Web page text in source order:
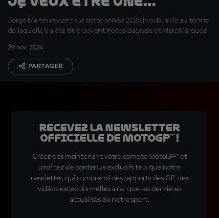
légende du MotoGP™ »
Jorge Martín revient sur cette année 2024 inoubliable au terme
de laquelle il a été titré devant Pecco Bagnaia et Marc Márquez
29 nov. 2024
PARTAGER
Recevez la Newsletter
officielle de MotoGP™ !
Créez dès maintenant votre compte MotoGP™ et
profitez de contenus exclusifs tels que notre
newletter, qui comprend des rapports des GP, des
vidéos exceptionnelles ainsi que les dernières
actualités de notre sport.